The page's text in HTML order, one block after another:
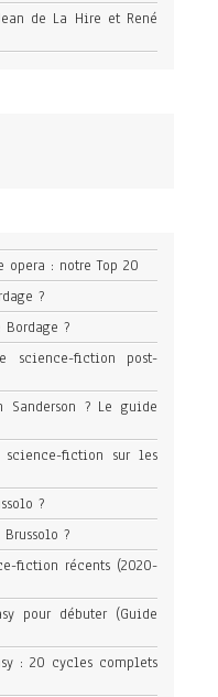
de La Hire et René
opera : notre Top 20
?
?
science-fiction post-
? Le guide
fiction sur les
?
?
fiction récents (2020-
pour débuter (Guide
: 20 cycles complets